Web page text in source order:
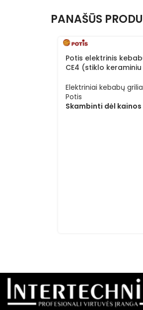
PANAŠŪS
Potis elektrinis
CE4 (stiklo keraminiu
Elektriniai kebabų
Potis
Skambinti dėl kainos